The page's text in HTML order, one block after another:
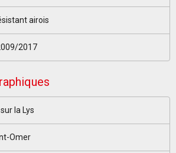
airois
2017
la Lys
Omer